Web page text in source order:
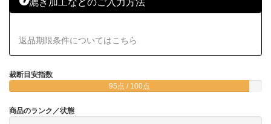
裁断目安指数
95点 / 100点
商品のランク／状態
返品期限条件についてはこちら